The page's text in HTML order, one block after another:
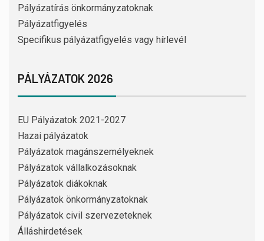
Pályázatírás önkormányzatoknak
Pályázatfigyelés
Specifikus pályázatfigyelés vagy hírlevél
PÁLYÁZATOK 2026
EU Pályázatok 2021-2027
Hazai pályázatok
Pályázatok magánszemélyeknek
Pályázatok vállalkozásoknak
Pályázatok diákoknak
Pályázatok önkormányzatoknak
Pályázatok civil szervezeteknek
Álláshirdetések